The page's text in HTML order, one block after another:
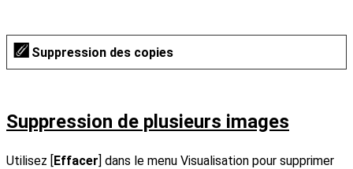
Suppression des copies
Suppression de plusieurs images
Utilisez [Effacer] dans le menu Visualisation pour supprimer